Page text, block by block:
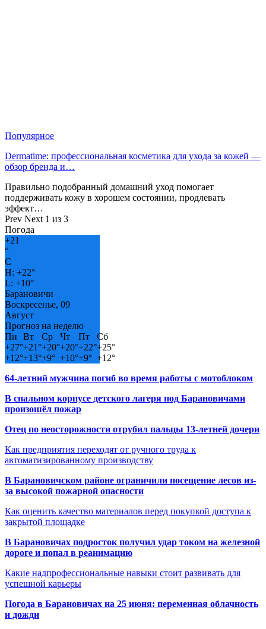
Популярное
Dermatime: профессиональная косметика для ухода за кожей —
обзор бренда и…
Правильно подобранный домашний уход помогает
поддерживать кожу в хорошем состоянии, продлевать
эффект…
Prev Next 1 из 3
Погода
+21
°
C
H: +22°
L: +10°
Барановичи
Воскресенье, 09
Август
Прогноз на неделю
Пн
Вт Ср Чт Пт
Сб
+27°+21°+20°+20°+22°+25°
+12°+13°+9° +10°+9° +12°
64-летний мужчина погиб во время работы с мотоблоком
В спальном корпусе детского лагеря под Барановичами
произошёл пожар
Отец по неосторожности отрубил пальцы 13-летней дочери
Как предприятия переходят от ручного труда к
автоматизированному производству
В Барановичском районе ограничили посещение лесов из-
за высокой пожарной опасности
Как оценить качество материалов перед покупкой доступа к
закрытой площадке
В Барановичах подросток получил удар током на железной
дороге и попал в реанимацию
Какие надпрофессиональные навыки стоит развивать для
успешной карьеры
Погода в Барановичах на 25 июня: переменная облачность
и дожди